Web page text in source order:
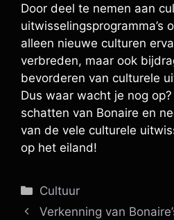
Door deel te nemen aan
uitwisselingsprogramma’s
alleen nieuwe culturen
verbreden, maar ook
bevorderen van culturele
Dus waar wacht je nog
schatten van Bonaire en
van de vele culturele
op het eiland!
Categorieën
Cultuur
Verkenning van